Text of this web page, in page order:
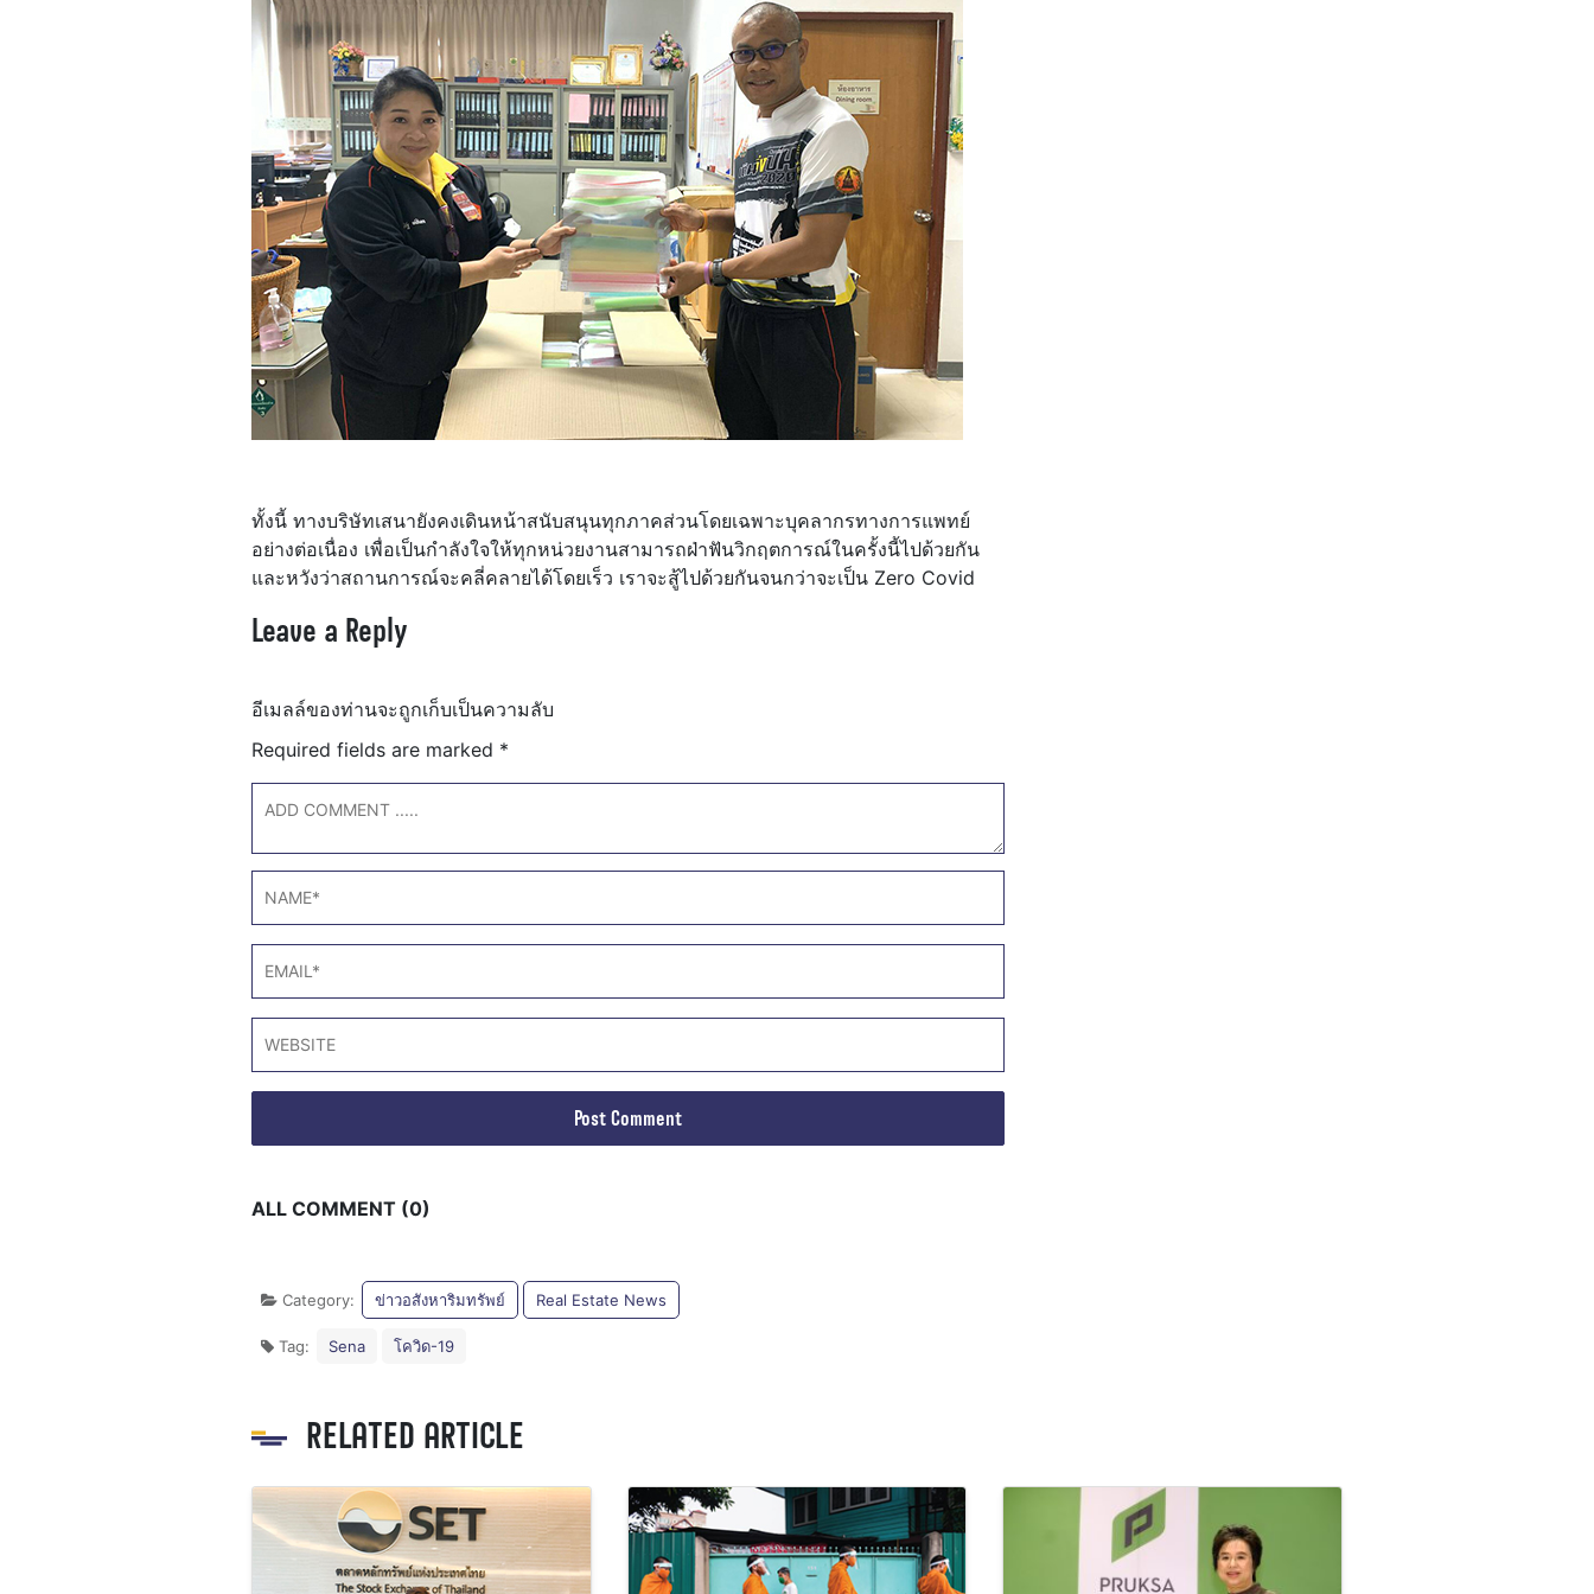
ทั้งนี้ ทางบริษัทเสนายังคงเดินหน้าสนับสนุนทุกภาคส่วนโดยเฉพาะบุคลากรทางการแพทย์
อย่างต่อเนื่อง เพื่อเป็นกำลังใจให้ทุกหน่วยงานสามารถฝ่าฟันวิกฤตการณ์ในครั้งนี้ไปด้วยกัน
และหวังว่าสถานการณ์จะคลี่คลายได้โดยเร็ว เราจะสู้ไปด้วยกันจนกว่าจะเป็น Zero Covid
Leave a Reply
อีเมลล์ของท่านจะถูกเก็บเป็นความลับ
Required fields are marked *
ALL COMMENT (0)
Category: ข่าวอสังหาริมทรัพย์ Real Estate News
Tag: Sena โควิด-19
RELATED ARTICLE